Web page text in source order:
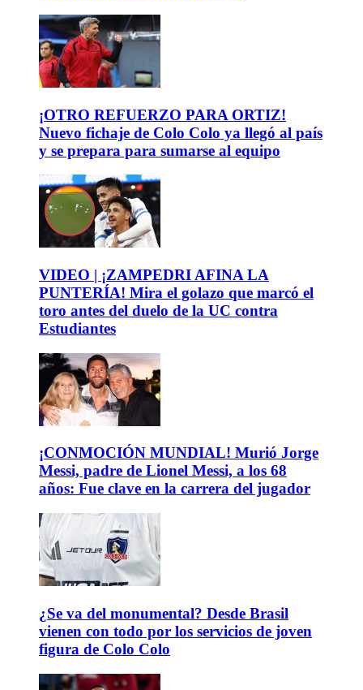
¡OTRO REFUERZO PARA ORTIZ!
Nuevo fichaje de Colo Colo ya llegó al país
y se prepara para sumarse al equipo
VIDEO | ¡ZAMPEDRI AFINA LA
PUNTERÍA! Mira el golazo que marcó el
toro antes del duelo de la UC contra
Estudiantes
¡CONMOCIÓN MUNDIAL! Murió Jorge
Messi, padre de Lionel Messi, a los 68
años: Fue clave en la carrera del jugador
¿Se va del monumental? Desde Brasil
vienen con todo por los servicios de joven
figura de Colo Colo